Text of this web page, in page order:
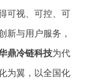
可视、可控、可
新与用户服务，
鼎冷链科技为代
为翼，以全国化